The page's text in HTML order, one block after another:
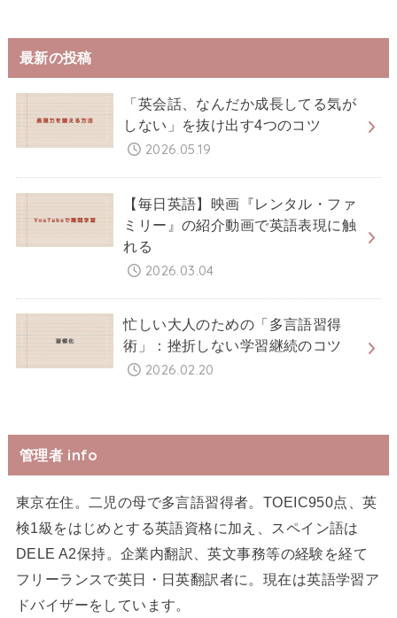
最新の投稿
「英会話、なんだか成長してる気が
しない」を抜け出す4つのコツ
2026.05.19
【毎日英語】映画『レンタル・ファ
ミリー』の紹介動画で英語表現に触
れる
2026.03.04
忙しい大人のための「多言語習得
術」：挫折しない学習継続のコツ
2026.02.20
管理者 info
東京在住。二児の母で多言語習得者。TOEIC950点、英
検1級をはじめとする英語資格に加え、スペイン語は
DELE A2保持。企業内翻訳、英文事務等の経験を経て
フリーランスで英日・日英翻訳者に。現在は英語学習ア
ドバイザーをしています。